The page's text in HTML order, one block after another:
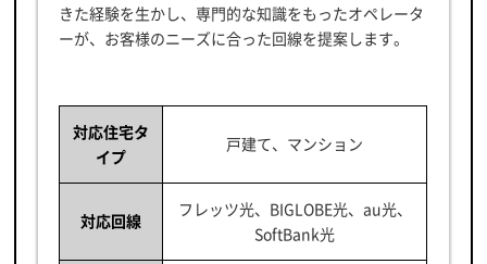
きた経験を生かし、専門的な知識をもったオペレータ
ーが、お客様のニーズに合った回線を提案します。
対応住宅タ
イプ
戸建て、マンション
対応回線
フレッツ光、BIGLOBE光、au光、
SoftBank光